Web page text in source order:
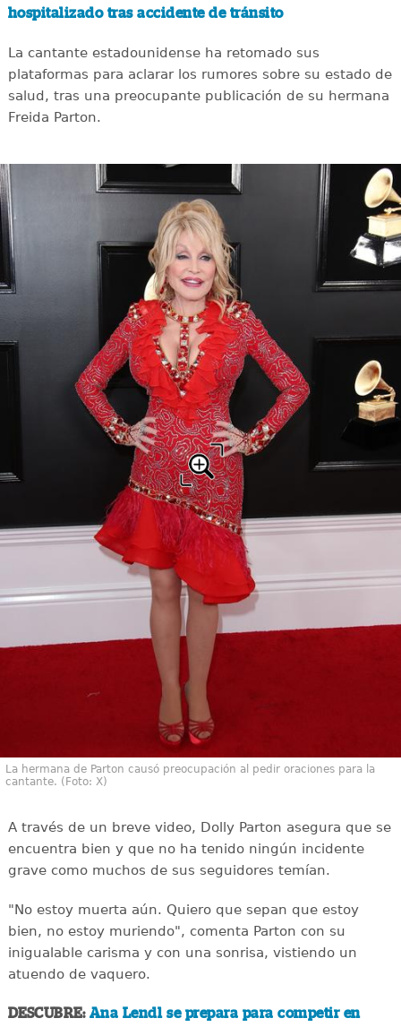
hospitalizado tras accidente de tránsito
La cantante estadounidense ha retomado sus
plataformas para aclarar los rumores sobre su estado de
salud, tras una preocupante publicación de su hermana
Freida Parton.
La hermana de Parton causó preocupación al pedir oraciones para la
cantante. (Foto: X)
A través de un breve video, Dolly Parton asegura que se
encuentra bien y que no ha tenido ningún incidente
grave como muchos de sus seguidores temían.
"No estoy muerta aún. Quiero que sepan que estoy
bien, no estoy muriendo", comenta Parton con su
inigualable carisma y con una sonrisa, vistiendo un
atuendo de vaquero.
DESCUBRE: Ana Lendl se prepara para competir en